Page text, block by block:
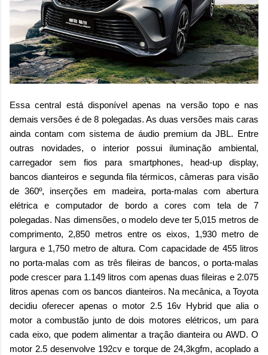
Essa central está disponível apenas na versão topo e nas
demais versões é de 8 polegadas. As duas versões mais caras
ainda contam com sistema de áudio premium da JBL. Entre
outras novidades, o interior possui iluminação ambiental,
carregador sem fios para smartphones, head-up display,
bancos dianteiros e segunda fila térmicos, câmeras para visão
de 360º, inserções em madeira, porta-malas com abertura
elétrica e computador de bordo a cores com tela de 7
polegadas. Nas dimensões, o modelo deve ter 5,015 metros de
comprimento, 2,850 metros entre os eixos, 1,930 metro de
largura e 1,750 metro de altura. Com capacidade de 455 litros
no porta-malas com as três fileiras de bancos, o porta-malas
pode crescer para 1.149 litros com apenas duas fileiras e 2.075
litros apenas com os bancos dianteiros. Na mecânica, a Toyota
decidiu oferecer apenas o motor 2.5 16v Hybrid que alia o
motor a combustão junto de dois motores elétricos, um para
cada eixo, que podem alimentar a tração dianteira ou AWD. O
motor 2.5 desenvolve 192cv e torque de 24,3kgfm, acoplado a